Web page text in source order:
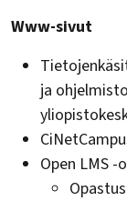
Www-sivut
ja
Open LMS